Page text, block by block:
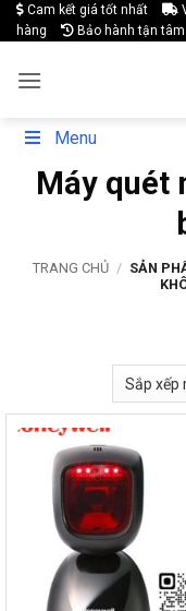
Skip
to
Cam kết giá tốt nhất
hàng
Bảo hành tận tâm
Menu
Máy quét
TRANG CHỦ / SẢN